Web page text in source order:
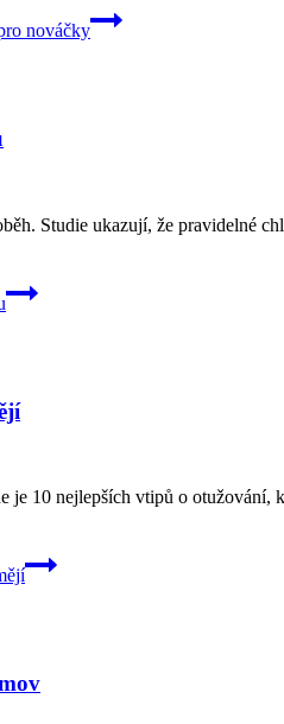
nováčky
Studie ukazují, že pravidelné
je 10 nejlepších vtipů o